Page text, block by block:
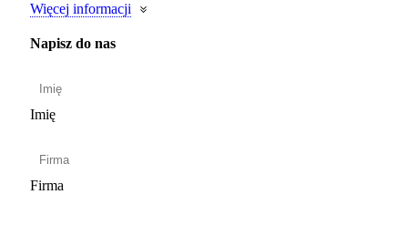
Więcej informacji
Napisz do nas
Imię
Firma